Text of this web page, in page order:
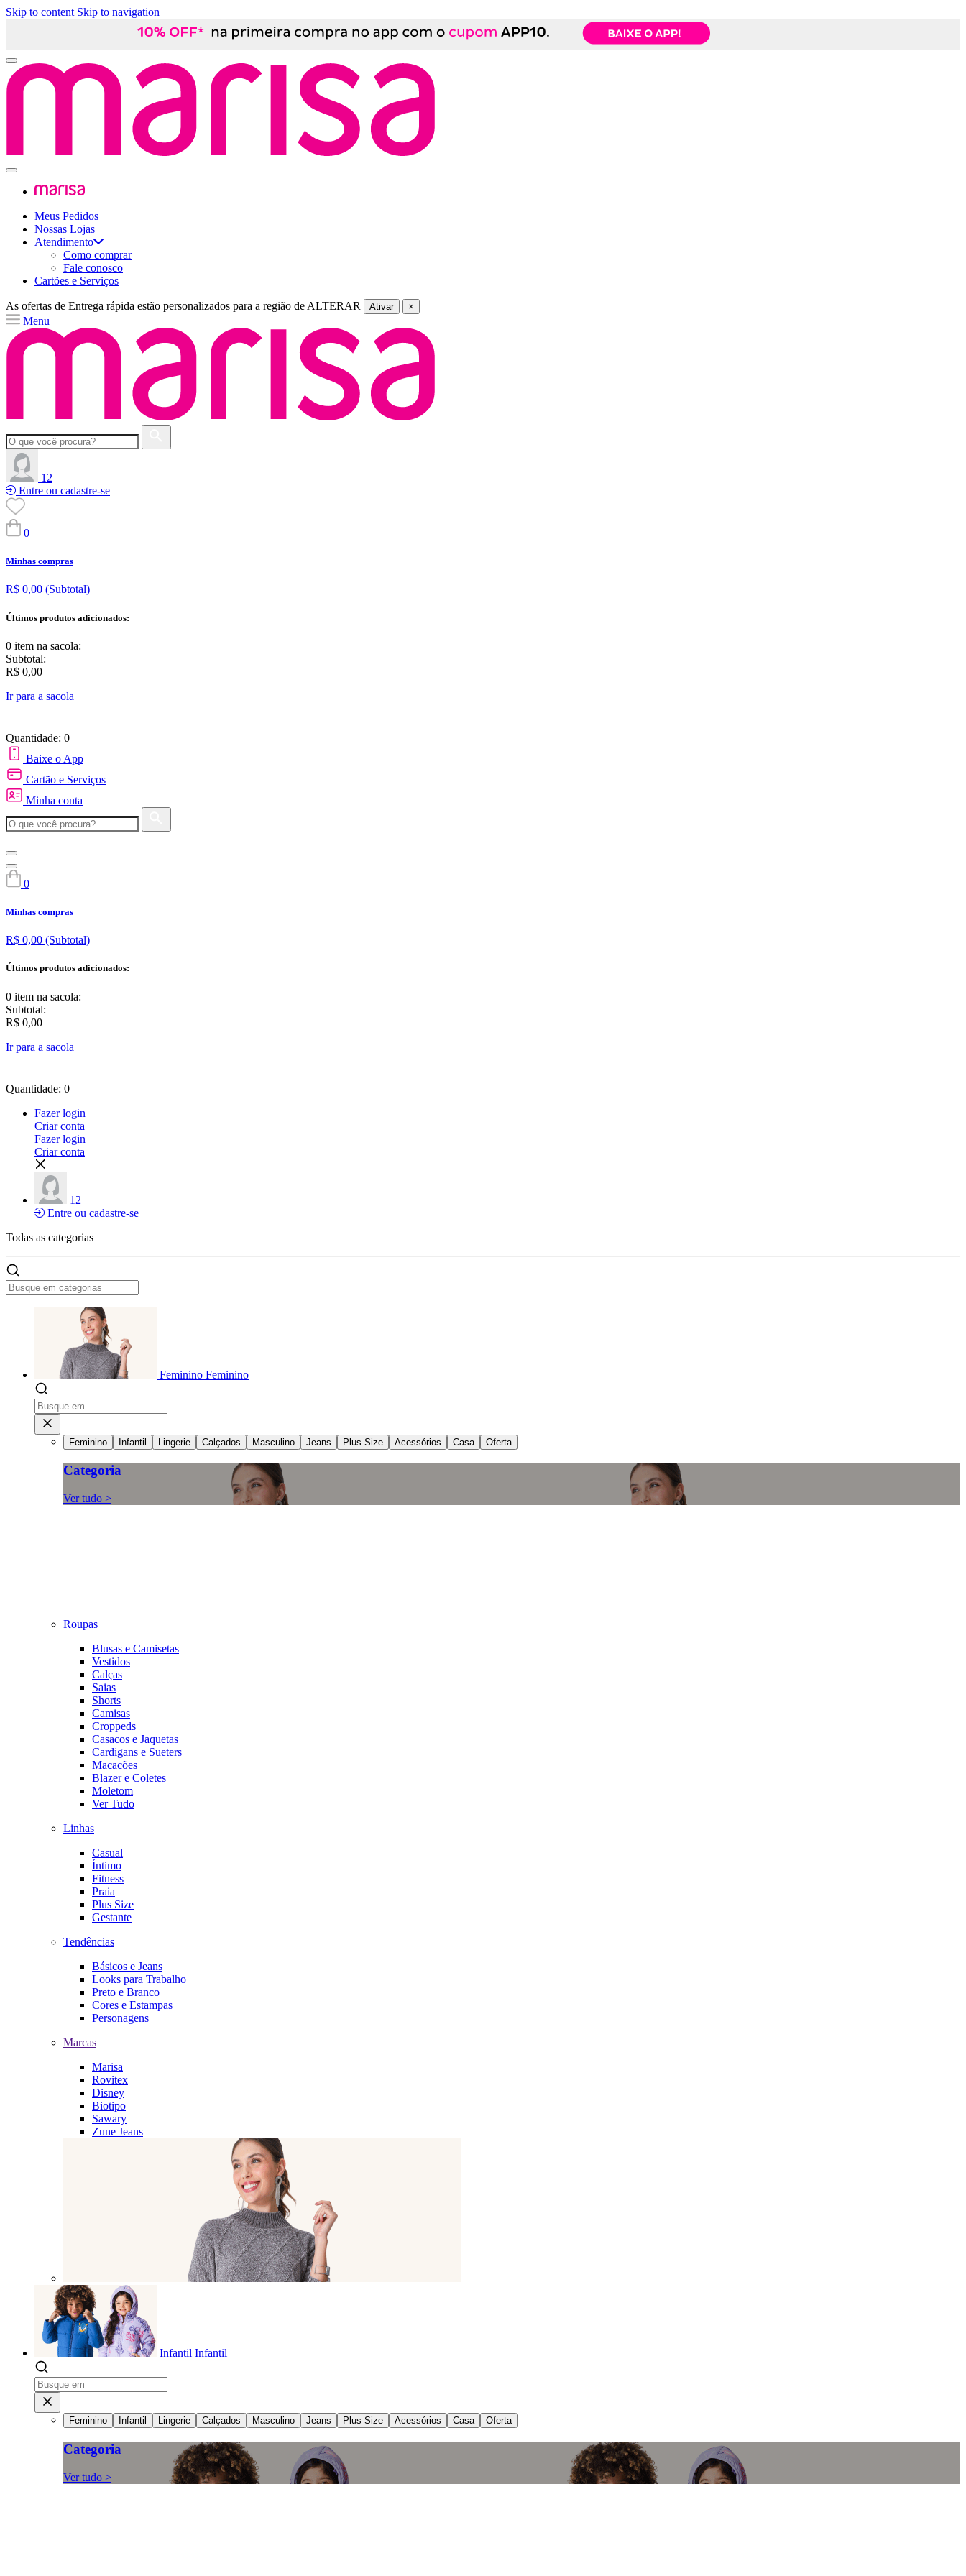
Skip to content Skip to navigation
Meus Pedidos
Nossas Lojas
Atendimento
Como comprar
Fale conosco
Cartões e Serviços
As ofertas de Entrega rápida estão personalizados para a região de ALTERAR Ativar ×
Menu
12
Entre ou cadastre-se
0
Minhas compras
R$ 0,00 (Subtotal)
Últimos produtos adicionados:
0 item na sacola:
Subtotal:
R$ 0,00
Ir para a sacola
Quantidade: 0
Baixe o App
Cartão e Serviços
Minha conta
0
Minhas compras
R$ 0,00 (Subtotal)
Últimos produtos adicionados:
0 item na sacola:
Subtotal:
R$ 0,00
Ir para a sacola
Quantidade: 0
Fazer login
Criar conta
Fazer login
Criar conta
12
Entre ou cadastre-se
Todas as categorias
Feminino Feminino
Feminino Infantil Lingerie Calçados Masculino Jeans Plus Size Acessórios Casa Oferta
Categoria
Ver tudo >
Roupas
Blusas e Camisetas
Vestidos
Calças
Saias
Shorts
Camisas
Croppeds
Casacos e Jaquetas
Cardigans e Sueters
Macacões
Blazer e Coletes
Moletom
Ver Tudo
Linhas
Casual
Íntimo
Fitness
Praia
Plus Size
Gestante
Tendências
Básicos e Jeans
Looks para Trabalho
Preto e Branco
Cores e Estampas
Personagens
Marcas
Marisa
Rovitex
Disney
Biotipo
Sawary
Zune Jeans
Infantil Infantil
Feminino Infantil Lingerie Calçados Masculino Jeans Plus Size Acessórios Casa Oferta
Categoria
Ver tudo >